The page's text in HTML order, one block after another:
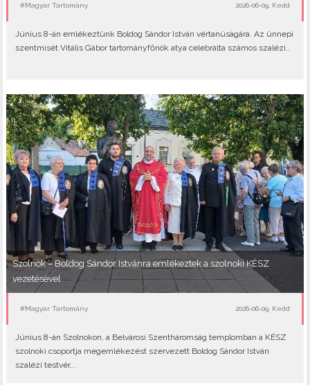
#Magyar Tartomány 2026-06-09, Kedd
Június 8-án emlékeztünk Boldog Sándor István vértanúságára. Az ünnepi
szentmisét Vitális Gábor tartományfőnök atya celebrálta számos szalézi..
Szolnok – Boldog Sándor Istvánra emlékeztek a szolnoki KÉSZ
vezetésével
#Magyar Tartomány 2026-06-09, Kedd
Június 8-án Szolnokon, a Belvárosi Szentháromság templomban a KÉSZ
szolnoki csoportja megemlékezést szervezett Boldog Sándor István
szalézi testvér,..